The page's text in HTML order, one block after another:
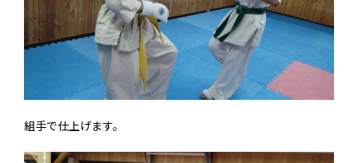
組手で仕上げます。